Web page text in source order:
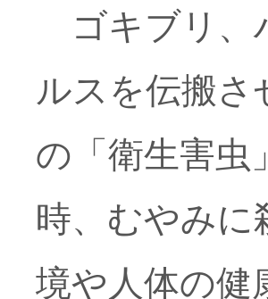
ゴキブリ
ルスを伝搬さ
の「衛生害虫
時、むやみに
境や人体の健